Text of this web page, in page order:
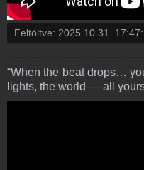
Feltöltve: 2025.10.31.
“When the beat drops…
lights, the world — all